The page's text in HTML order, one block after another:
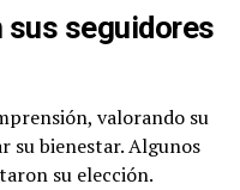
sus seguidores
valorando su
su bienestar. Algunos
su elección.